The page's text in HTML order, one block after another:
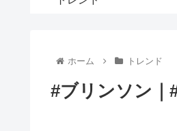
ホーム トレンド
#ブリンソン｜